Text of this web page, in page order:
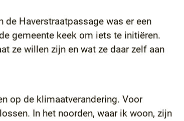
de Haverstraatpassage was er een
gemeente keek om iets te initiëren.
ze willen zijn en wat ze daar zelf aan
op de klimaatverandering. Voor
In het noorden, waar ik woon, zijn